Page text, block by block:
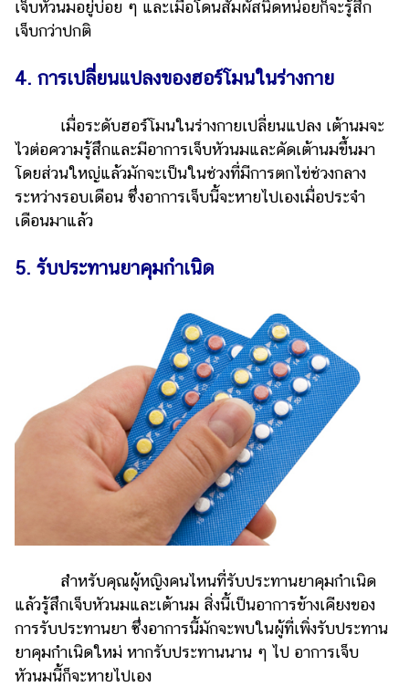
ติดต่อ
แจ้ง
งาน
กับ
เรา
เจ็บหัวนมอยู่บ่อย ๆ และเมื่อโดนสัมผัสนิดหน่อยก็จะรู้สึก
เจ็บกว่าปกติ
4. การเปลี่ยนแปลงของฮอร์โมนในร่างกาย
เมื่อระดับฮอร์โมนในร่างกายเปลี่ยนแปลง เต้านมจะ
ไวต่อความรู้สึกและมีอาการเจ็บหัวนมและคัดเต้านมขึ้นมา
โดยส่วนใหญ่แล้วมักจะเป็นในช่วงที่มีการตกไข่ช่วงกลาง
ระหว่างรอบเดือน ซึ่งอาการเจ็บนี้จะหายไปเองเมื่อประจำ
เดือนมาแล้ว
5. รับประทานยาคุมกำเนิด
สำหรับคุณผู้หญิงคนไหนที่รับประทานยาคุมกำเนิด
แล้วรู้สึกเจ็บหัวนมและเต้านม สิ่งนี้เป็นอาการข้างเคียงของ
การรับประทานยา ซึ่งอาการนี้มักจะพบในผู้ที่เพิ่งรับประทาน
ยาคุมกำเนิดใหม่ หากรับประทานนาน ๆ ไป อาการเจ็บ
หัวนมนี้ก็จะหายไปเอง